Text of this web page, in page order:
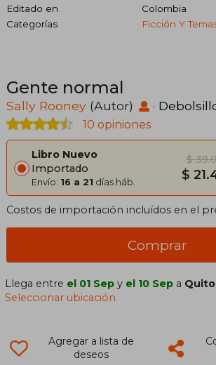
Editado en
Colombia
Categorías
Ficción Y
Gente normal
Sally Rooney (Autor) ·
10 opiniones
Libro Nuevo
Importado
Envío: 16 a 21 días háb.
$
$
Costos de importación incluídos en el
Comprar
Llega entre el 01 Sep y el 10 Sep a
Seleccionar ubicación
Agregar a lista de
deseos